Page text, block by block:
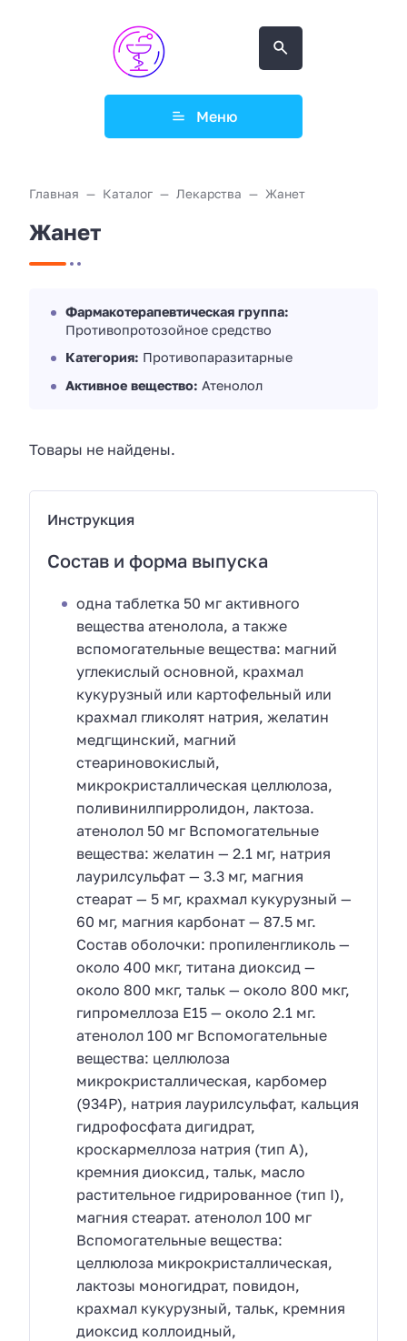
Меню
Главная Каталог Лекарства Жанет
Жанет
Фармакотерапевтическая группа:
Противопротозойное средство
Категория: Противопаразитарные
Активное вещество: Атенолол
Товары не найдены.
Инструкция
Состав и форма выпуска
одна таблетка 50 мг активного
вещества атенолола, а также
вспомогательные вещества: магний
углекислый основной, крахмал
кукурузный или картофельный или
крахмал гликолят натрия, желатин
медгщинский, магний
стеариновокислый,
микрокристаллическая целлюлоза,
поливинилпирролидон, лактоза.
атенолол 50 мг Вспомогательные
вещества: желатин — 2.1 мг, натрия
лаурилсульфат — 3.3 мг, магния
стеарат — 5 мг, крахмал кукурузный —
60 мг, магния карбонат — 87.5 мг.
Состав оболочки: пропиленгликоль —
около 400 мкг, титана диоксид —
около 800 мкг, тальк — около 800 мкг,
гипромеллоза E15 — около 2.1 мг.
атенолол 100 мг Вспомогательные
вещества: целлюлоза
микрокристаллическая, карбомер
(934Р), натрия лаурилсульфат, кальция
гидрофосфата дигидрат,
кроскармеллоза натрия (тип А),
кремния диоксид, тальк, масло
растительное гидрированное (тип I),
магния стеарат. атенолол 100 мг
Вспомогательные вещества:
целлюлоза микрокристаллическая,
лактозы моногидрат, повидон,
крахмал кукурузный, тальк, кремния
диоксид коллоидный,